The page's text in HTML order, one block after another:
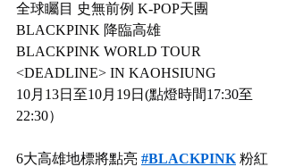
全球矚目 史無前例 K-POP天團
BLACKPINK 降臨高雄
BLACKPINK WORLD TOUR
<DEADLINE> IN KAOHSIUNG
10月13日至10月19日(點燈時間17:30至
22:30）
6大高雄地標將點亮 #BLACKPINK 粉紅